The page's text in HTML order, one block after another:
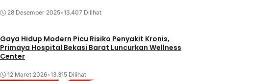
28 Desember 2025•13.407 Dilihat
Gaya Hidup Modern Picu Risiko Penyakit Kronis,
Primaya Hospital Bekasi Barat Luncurkan Wellness
Center
12 Maret 2026•13.315 Dilihat